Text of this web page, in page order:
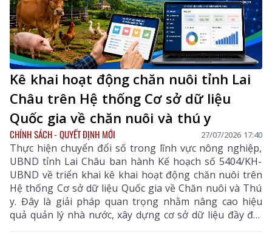
Kê khai hoạt động chăn nuôi tỉnh Lai
Châu trên Hệ thống Cơ sở dữ liệu
Quốc gia về chăn nuôi và thú y
CHÍNH SÁCH - QUYẾT ĐỊNH MỚI 27/07/2026 17:40
Thực hiện chuyển đổi số trong lĩnh vực nông nghiệp,
UBND tỉnh Lai Châu ban hành Kế hoạch số 5404/KH-
UBND về triển khai kê khai hoạt động chăn nuôi trên
Hệ thống Cơ sở dữ liệu Quốc gia về Chăn nuôi và Thú
y. Đây là giải pháp quan trọng nhằm nâng cao hiệu
quả quản lý nhà nước, xây dựng cơ sở dữ liệu đầy đủ,
chính xác và kịp thời.